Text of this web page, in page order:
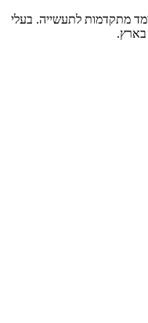
מתקדמות לתעשייה. בעלי
בארץ.